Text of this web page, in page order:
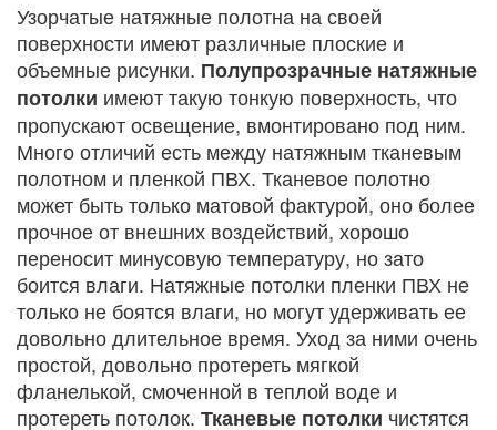
Узорчатые натяжные полотна на своей
поверхности имеют различные плоские и
объемные рисунки. Полупрозрачные натяжные
потолки имеют такую тонкую поверхность, что
пропускают освещение, вмонтировано под ним.
Много отличий есть между натяжным тканевым
полотном и пленкой ПВХ. Тканевое полотно
может быть только матовой фактурой, оно более
прочное от внешних воздействий, хорошо
переносит минусовую температуру, но зато
боится влаги. Натяжные потолки пленки ПВХ не
только не боятся влаги, но могут удерживать ее
довольно длительное время. Уход за ними очень
простой, довольно протереть мягкой
фланелькой, смоченной в теплой воде и
протереть потолок. Тканевые потолки чистятся